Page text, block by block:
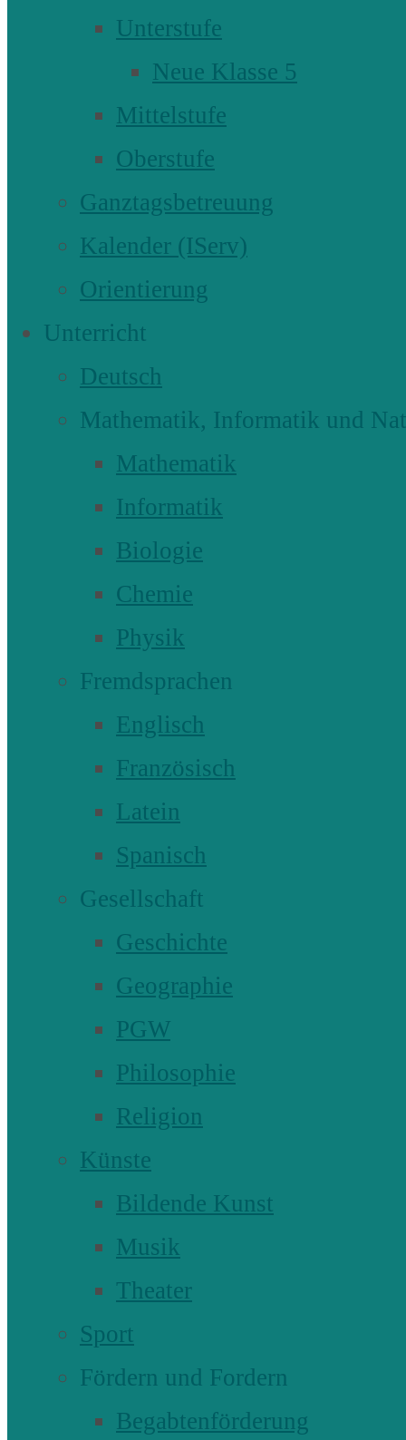
Unterstufe
Neue Klasse 5
Mittelstufe
Oberstufe
Ganztagsbetreuung
Kalender (IServ)
Orientierung
Unterricht
Deutsch
Mathematik, Informatik und
Mathematik
Informatik
Biologie
Chemie
Physik
Fremdsprachen
Englisch
Französisch
Latein
Spanisch
Gesellschaft
Geschichte
Geographie
PGW
Philosophie
Religion
Künste
Bildende Kunst
Musik
Theater
Sport
Fördern und Fordern
Begabtenförderung